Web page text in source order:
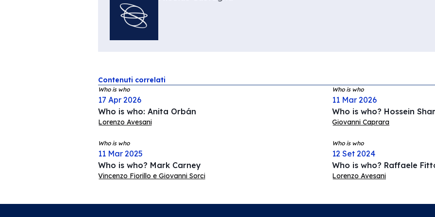
Contenuti correlati
Who is who
17 Apr 2026
Who is who: Anita Orbán
Lorenzo Avesani
Who is who
11 Mar 2026
Who is who? Hossein
Giovanni Caprara
Who is who
11 Mar 2025
Who is who? Mark Carney
Vincenzo Fiorillo e Giovanni Sorci
Who is who
12 Set 2024
Who is who? Raffaele
Lorenzo Avesani